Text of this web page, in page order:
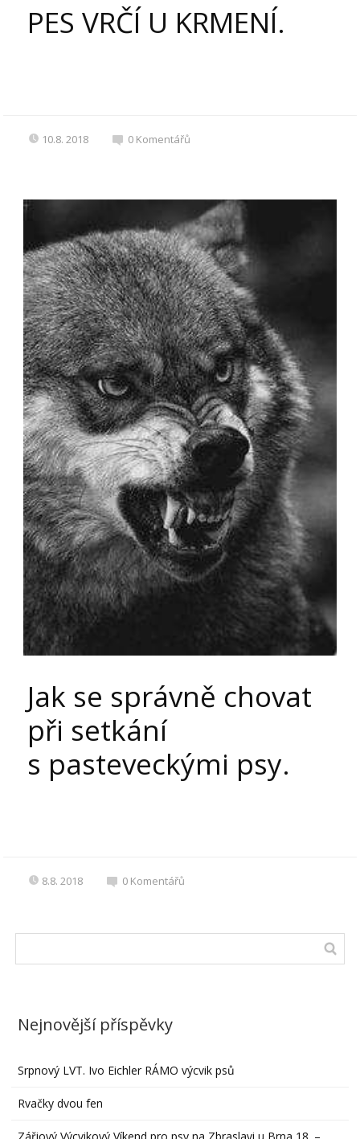
PES VRČÍ U KRMENÍ.
10.8. 2018 0 Komentářů
Jak se správně chovat
při setkání
s pasteveckými psy.
8.8. 2018 0 Komentářů
Nejnovější příspěvky
Srpnový LVT. Ivo Eichler RÁMO výcvik psů
Rvačky dvou fen